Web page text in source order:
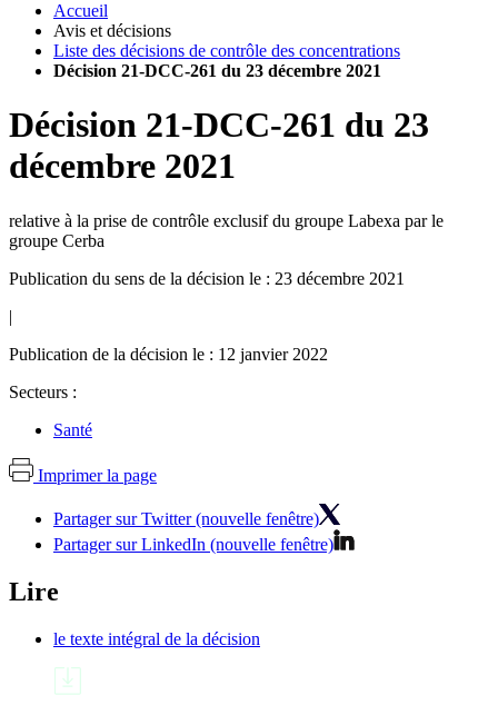
Accueil
Avis et décisions
Liste des décisions de contrôle des concentrations
Décision 21-DCC-261 du 23 décembre 2021
Décision 21-DCC-261 du 23
décembre 2021
relative à la prise de contrôle exclusif du groupe Labexa par le
groupe Cerba
Publication du sens de la décision le : 23 décembre 2021
|
Publication de la décision le : 12 janvier 2022
Secteurs :
Santé
Imprimer la page
Partager sur Twitter (nouvelle fenêtre)
Partager sur LinkedIn (nouvelle fenêtre)
Lire
le texte intégral de la décision